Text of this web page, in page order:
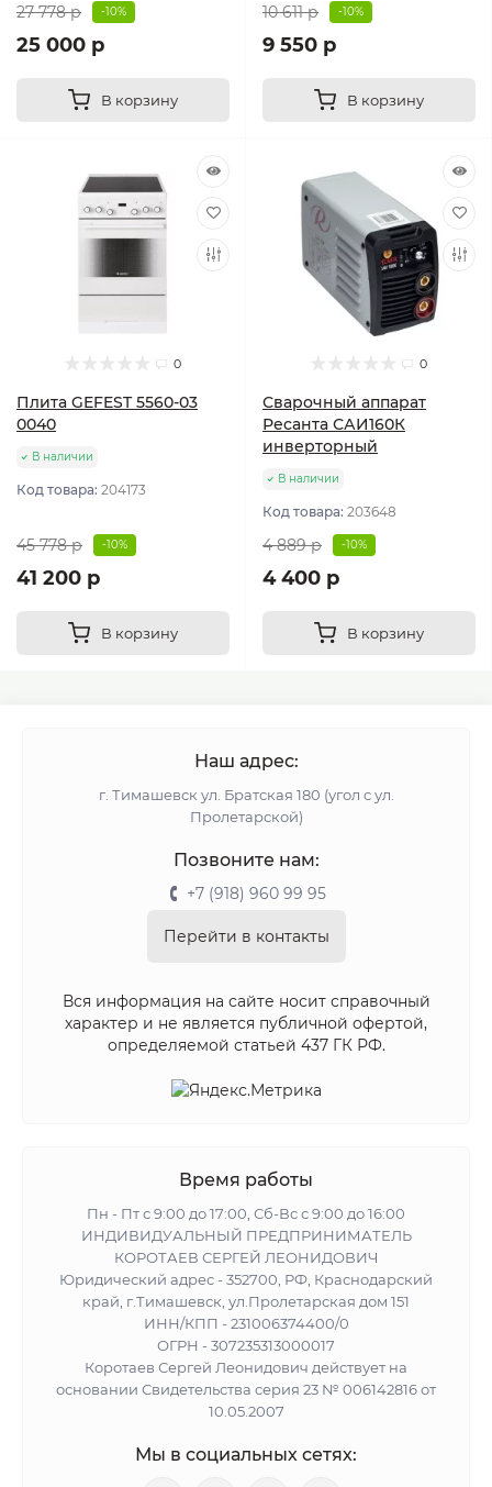
27 778 р -10%
25 000 р
В корзину
10 611 р -10%
9 550 р
В корзину
0
Плита GEFEST 5560-03
0040
В наличии
Код товара: 204173
45 778 р -10%
41 200 р
В корзину
0
Сварочный аппарат
Ресанта САИ160К
инверторный
В наличии
Код товара: 203648
4 889 р -10%
4 400 р
В корзину
Наш адрес:
г. Тимашевск ул. Братская 180 (угол с ул.
Пролетарской)
Позвоните нам:
+7 (918) 960 99 95
Перейти в контакты
Вся информация на сайте носит справочный
характер и не является публичной офертой,
определяемой статьей 437 ГК РФ.
Время работы
Пн - Пт с 9:00 до 17:00, Сб-Вс с 9:00 до 16:00
ИНДИВИДУАЛЬНЫЙ ПРЕДПРИНИМАТЕЛЬ
КОРОТАЕВ СЕРГЕЙ ЛЕОНИДОВИЧ
Юридический адрес - 352700, РФ, Краснодарский
край, г.Тимашевск, ул.Пролетарская дом 151
ИНН/КПП - 231006374400/0
ОГРН - 307235313000017
Коротаев Сергей Леонидович действует на
основании Свидетельства серия 23 № 006142816 от
10.05.2007
Мы в социальных сетях: